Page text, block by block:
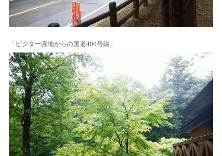
「ビジター園地からの国道400号線」